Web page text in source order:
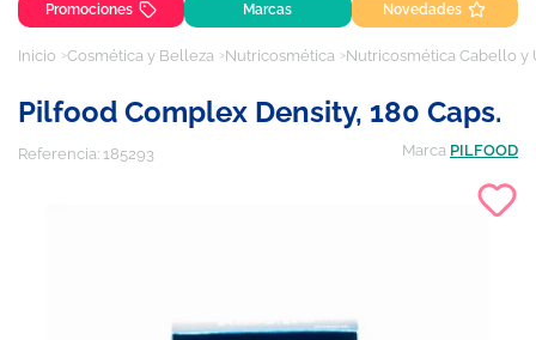
Promociones Marcas Novedades
Inicio Cosmética y Belleza Nutricosmética Nutricosmética Cabello y
Pilfood Complex Density, 180 Caps.
Referencia: 185293 Marca PILFOOD